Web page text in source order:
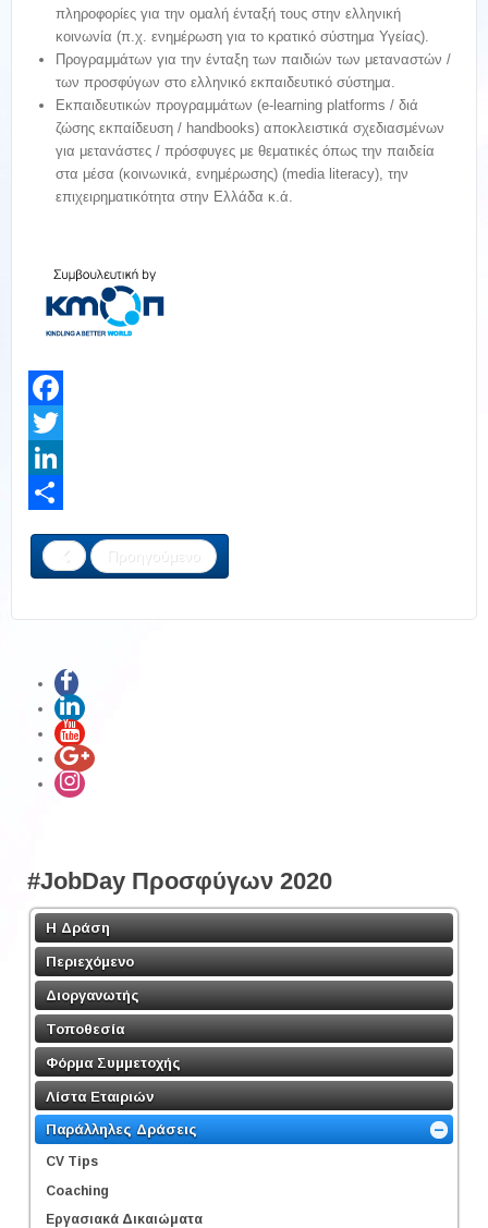
πληροφορίες για την ομαλή ένταξή τους στην ελληνική
κοινωνία (π.χ. ενημέρωση για το κρατικό σύστημα Υγείας).
Προγραμμάτων για την ένταξη των παιδιών των μεταναστών /
των προσφύγων στο ελληνικό εκπαιδευτικό σύστημα.
Εκπαιδευτικών προγραμμάτων (e-learning platforms / διά
ζώσης εκπαίδευση / handbooks) αποκλειστικά σχεδιασμένων
για μετανάστες / πρόσφυγες με θεματικές όπως την παιδεία
στα μέσα (κοινωνικά, ενημέρωσης) (media literacy), την
επιχειρηματικότητα στην Ελλάδα κ.ά.
Facebook
Twitter
LinkedIn
Προηγούμενο
#JobDay Προσφύγων 2020
Η Δράση
Περιεχόμενο
Διοργανωτής
Τοποθεσία
Φόρμα Συμμετοχής
Λίστα Εταιριών
Παράλληλες Δράσεις
CV Tips
Coaching
Εργασιακά Δικαιώματα